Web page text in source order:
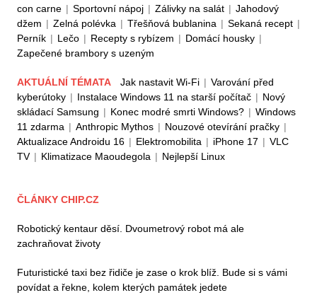
con carne | Sportovní nápoj | Zálivky na salát | Jahodový
džem | Zelná polévka | Třešňová bublanina | Sekaná recept |
Perník | Lečo | Recepty s rybízem | Domácí housky |
Zapečené brambory s uzeným
AKTUÁLNÍ TÉMATA Jak nastavit Wi-Fi | Varování před
kyberútoky | Instalace Windows 11 na starší počítač | Nový
skládací Samsung | Konec modré smrti Windows? | Windows
11 zdarma | Anthropic Mythos | Nouzové otevírání pračky |
Aktualizace Androidu 16 | Elektromobilita | iPhone 17 | VLC
TV | Klimatizace Maoudegola | Nejlepší Linux
ČLÁNKY CHIP.CZ
Robotický kentaur děsí. Dvoumetrový robot má ale
zachraňovat životy
Futuristické taxi bez řidiče je zase o krok blíž. Bude si s vámi
povídat a řekne, kolem kterých památek jedete